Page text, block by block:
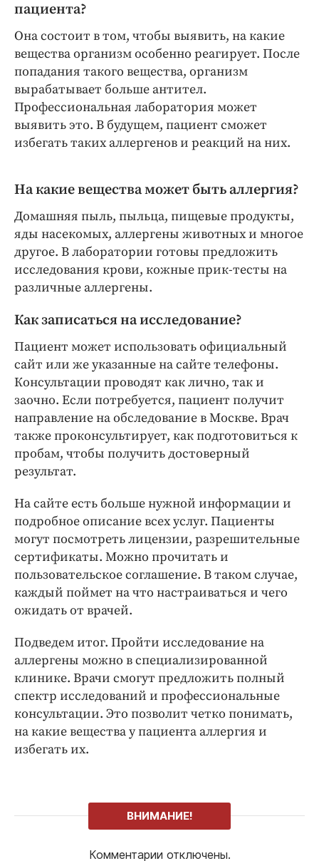
пациента?
Она состоит в том, чтобы выявить, на какие
вещества организм особенно реагирует. После
попадания такого вещества, организм
вырабатывает больше антител.
Профессиональная лаборатория может
выявить это. В будущем, пациент сможет
избегать таких аллергенов и реакций на них.
На какие вещества может быть аллергия?
Домашняя пыль, пыльца, пищевые продукты,
яды насекомых, аллергены животных и многое
другое. В лаборатории готовы предложить
исследования крови, кожные прик-тесты на
различные аллергены.
Как записаться на исследование?
Пациент может использовать официальный
сайт или же указанные на сайте телефоны.
Консультации проводят как лично, так и
заочно. Если потребуется, пациент получит
направление на обследование в Москве. Врач
также проконсультирует, как подготовиться к
пробам, чтобы получить достоверный
результат.
На сайте есть больше нужной информации и
подробное описание всех услуг. Пациенты
могут посмотреть лицензии, разрешительные
сертификаты. Можно прочитать и
пользовательское соглашение. В таком случае,
каждый поймет на что настраиваться и чего
ожидать от врачей.
Подведем итог. Пройти исследование на
аллергены можно в специализированной
клинике. Врачи смогут предложить полный
спектр исследований и профессиональные
консультации. Это позволит четко понимать,
на какие вещества у пациента аллергия и
избегать их.
ВНИМАНИЕ!
Комментарии отключены.